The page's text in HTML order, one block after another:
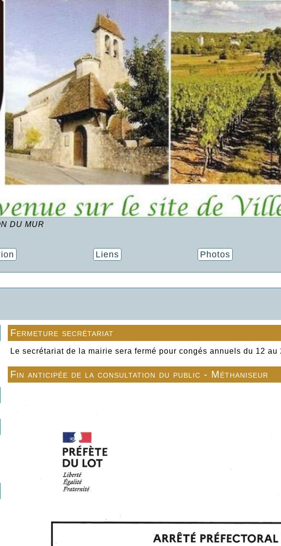
DU MUR
Liens Photos
Fermeture secrétariat
Le secrétariat de la mairie sera fermé pour congés annuels du 12 au
Fin anticipée de la consultation du public - Méthaniseur